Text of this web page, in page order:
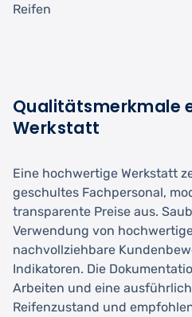
Reifen
Qualitätsmerkmale
Werkstatt
Eine hochwertige Werkstatt
geschultes Fachpersonal,
transparente Preise aus.
Verwendung von
nachvollziehbare
Indikatoren. Die
Arbeiten und eine
Reifenzustand und